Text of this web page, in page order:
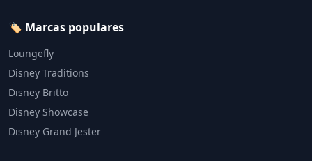
🏷️ Marcas populares
Loungefly
Disney Traditions
Disney Britto
Disney Showcase
Disney Grand Jester